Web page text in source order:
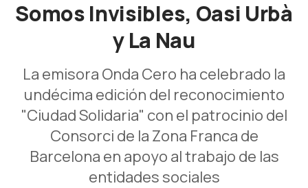
Somos Invisibles, Oasi Urbà
y La Nau
La emisora Onda Cero ha celebrado la
undécima edición del reconocimiento
"Ciudad Solidaria" con el patrocinio del
Consorci de la Zona Franca de
Barcelona en apoyo al trabajo de las
entidades sociales